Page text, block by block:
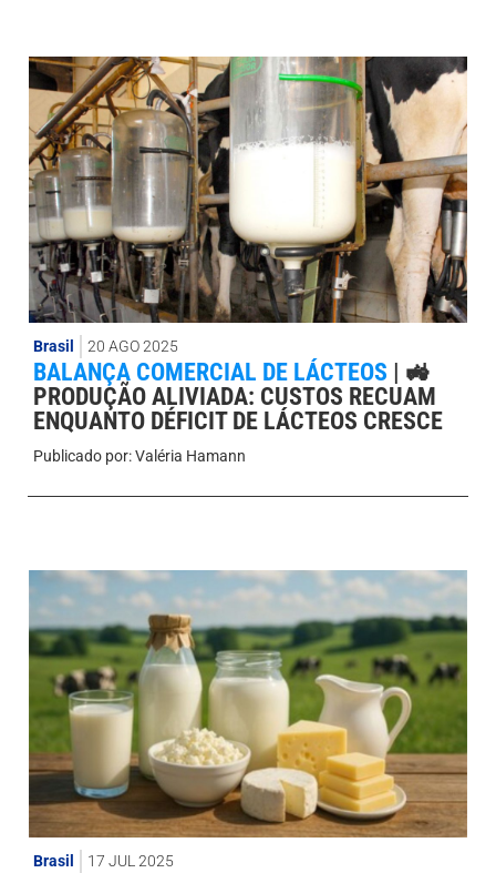
Brasil 20 AGO 2025
BALANÇA COMERCIAL DE LÁCTEOS | 🚜
PRODUÇÃO ALIVIADA: CUSTOS RECUAM
ENQUANTO DÉFICIT DE LÁCTEOS CRESCE
Publicado por:Valéria Hamann
Brasil 17 JUL 2025